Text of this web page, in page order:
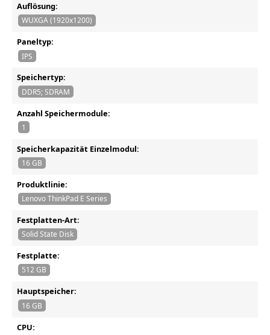
Auflösung:
WUXGA (1920x1200)
Paneltyp:
IPS
Speichertyp:
DDR5; SDRAM
Anzahl Speichermodule:
1
Speicherkapazität Einzelmodul:
16 GB
Produktlinie:
Lenovo ThinkPad E Series
Festplatten-Art:
Solid State Disk
Festplatte:
512 GB
Hauptspeicher:
16 GB
CPU: